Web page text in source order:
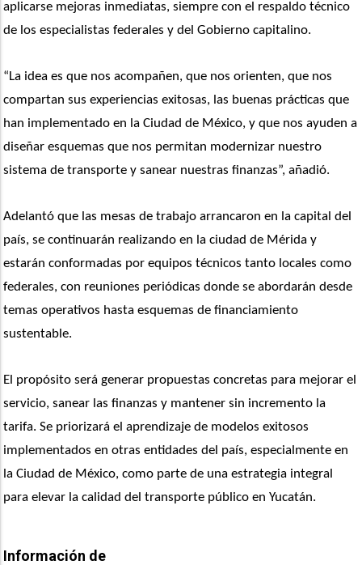
aplicarse mejoras inmediatas, siempre con el respaldo técnico
de los especialistas federales y del Gobierno capitalino.
“La idea es que nos acompañen, que nos orienten, que nos
compartan sus experiencias exitosas, las buenas prácticas que
han implementado en la Ciudad de México, y que nos ayuden a
diseñar esquemas que nos permitan modernizar nuestro
sistema de transporte y sanear nuestras finanzas”, añadió.
Adelantó que las mesas de trabajo arrancaron en la capital del
país, se continuarán realizando en la ciudad de Mérida y
estarán conformadas por equipos técnicos tanto locales como
federales, con reuniones periódicas donde se abordarán desde
temas operativos hasta esquemas de financiamiento
sustentable.
El propósito será generar propuestas concretas para mejorar el
servicio, sanear las finanzas y mantener sin incremento la
tarifa. Se priorizará el aprendizaje de modelos exitosos
implementados en otras entidades del país, especialmente en
la Ciudad de México, como parte de una estrategia integral
para elevar la calidad del transporte público en Yucatán.
Información de